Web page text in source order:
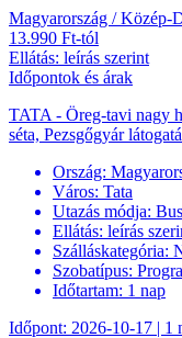
Magyarország / Közép-
13.990 Ft-tól
Ellátás: leírás szerint
Időpontok és árak
TATA - Öreg-tavi nagy
séta, Pezsgőgyár
Ország:
Város: Tata
Utazás módja:
Ellátás: leírás
Szálláskategória:
Szobatípus:
Időtartam: 1 nap
Időpont: 2026-10-17 | 1